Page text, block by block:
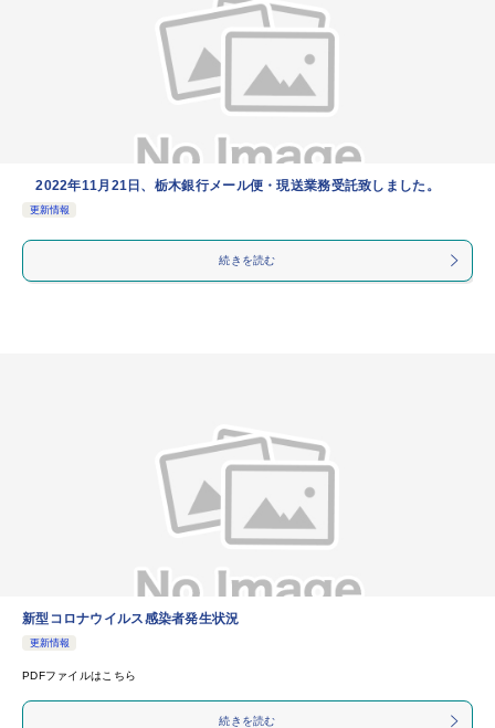
2022年11月21日、栃木銀行メール便・現送業務受託致しました。
更新情報
続きを読む
新型コロナウイルス感染者発生状況
更新情報
PDFファイルはこちら
続きを読む